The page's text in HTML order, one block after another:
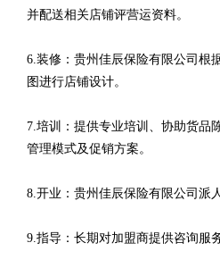
并配送相关店铺评营运资料。
6.装修：贵州佳辰保险有限公司根
图进行店铺设计。
7.培训：提供专业培训、协助货品
管理模式及促销方案。
8.开业：贵州佳辰保险有限公司派
9.指导：长期对加盟商提供咨询服